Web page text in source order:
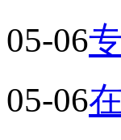
05-06
05-06